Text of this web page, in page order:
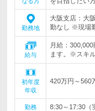
勤務地
大阪支店：大
勤なし ※現場
給与
月給：
ます。※スキ
初年度
年収
420万円～560
勤務
8:30～17:30（